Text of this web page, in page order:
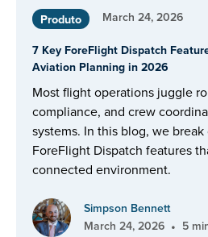
Produto March 24, 2026
7 Key ForeFlight Dispatch
Aviation Planning in 2026
Most flight operations juggle
compliance, and crew
systems. In this blog, we
ForeFlight Dispatch features
connected environment.
Simpson Bennett
March 24, 2026 • 5